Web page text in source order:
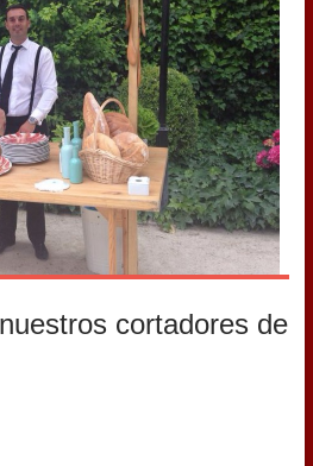
cortadores de